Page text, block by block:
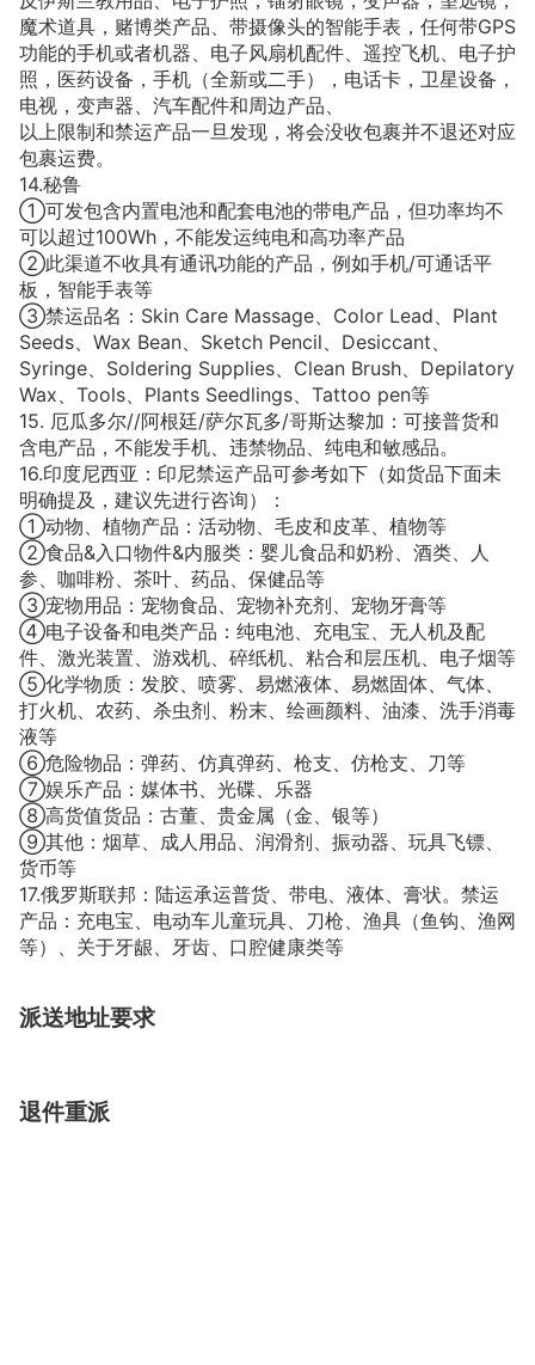
魔术道具，赌博类产品、带摄像头的智能手表，任何带GPS
功能的手机或者机器、电子风扇机配件、遥控飞机、电子护
照，医药设备，手机（全新或二手），电话卡，卫星设备，
电视，变声器、汽车配件和周边产品、
以上限制和禁运产品一旦发现，将会没收包裹并不退还对应
包裹运费。
14.秘鲁
①可发包含内置电池和配套电池的带电产品，但功率均不
可以超过100Wh，不能发运纯电和高功率产品
②此渠道不收具有通讯功能的产品，例如手机/可通话平
板，智能手表等
③禁运品名：Skin Care Massage、Color Lead、Plant
Seeds、Wax Bean、Sketch Pencil、Desiccant、
Syringe、Soldering Supplies、Clean Brush、Depilatory
Wax、Tools、Plants Seedlings、Tattoo pen等
15. 厄瓜多尔//阿根廷/萨尔瓦多/哥斯达黎加：可接普货和
含电产品，不能发手机、违禁物品、纯电和敏感品。
16.印度尼西亚：印尼禁运产品可参考如下（如货品下面未
明确提及，建议先进行咨询）：
①动物、植物产品：活动物、毛皮和皮革、植物等
②食品&入口物件&内服类：婴儿食品和奶粉、酒类、人
参、咖啡粉、茶叶、药品、保健品等
③宠物用品：宠物食品、宠物补充剂、宠物牙膏等
④电子设备和电类产品：纯电池、充电宝、无人机及配
件、激光装置、游戏机、碎纸机、粘合和层压机、电子烟等
⑤化学物质：发胶、喷雾、易燃液体、易燃固体、气体、
打火机、农药、杀虫剂、粉末、绘画颜料、油漆、洗手消毒
液等
⑥危险物品：弹药、仿真弹药、枪支、仿枪支、刀等
⑦娱乐产品：媒体书、光碟、乐器
⑧高货值货品：古董、贵金属（金、银等）
⑨其他：烟草、成人用品、润滑剂、振动器、玩具飞镖、
货币等
17.俄罗斯联邦：陆运承运普货、带电、液体、膏状。禁运
产品：充电宝、电动车儿童玩具、刀枪、渔具（鱼钩、渔网
等）、关于牙龈、牙齿、口腔健康类等
派送地址要求
退件重派